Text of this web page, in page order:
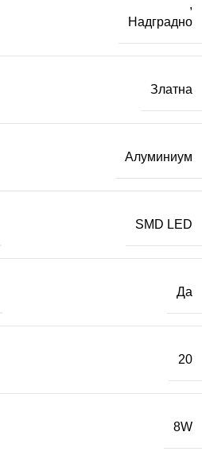
,
Надградно
Златна
Алуминиум
SMD LED
Да
20
8W